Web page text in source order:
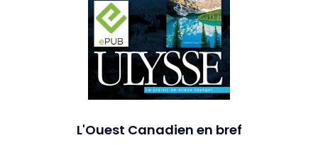
L'Ouest Canadien en bref